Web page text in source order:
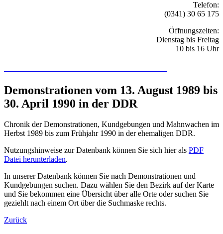
Telefon:
(0341) 30 65 175
Öffnungszeiten:
Dienstag bis Freitag
10 bis 16 Uhr
Demonstrationen vom 13. August 1989 bis
30. April 1990 in der DDR
Chronik der Demonstrationen, Kundgebungen und Mahnwachen im
Herbst 1989 bis zum Frühjahr 1990 in der ehemaligen DDR.
Nutzungshinweise zur Datenbank können Sie sich hier als PDF
Datei herunterladen.
In unserer Datenbank können Sie nach Demonstrationen und
Kundgebungen suchen. Dazu wählen Sie den Bezirk auf der Karte
und Sie bekommen eine Übersicht über alle Orte oder suchen Sie
geziehlt nach einem Ort über die Suchmaske rechts.
Zurück